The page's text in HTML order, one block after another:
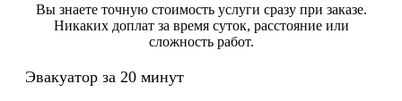
Вы знаете точную стоимость услуги сразу при заказе.
Никаких доплат за время суток, расстояние или
сложность работ.
Эвакуатор за 20 минут